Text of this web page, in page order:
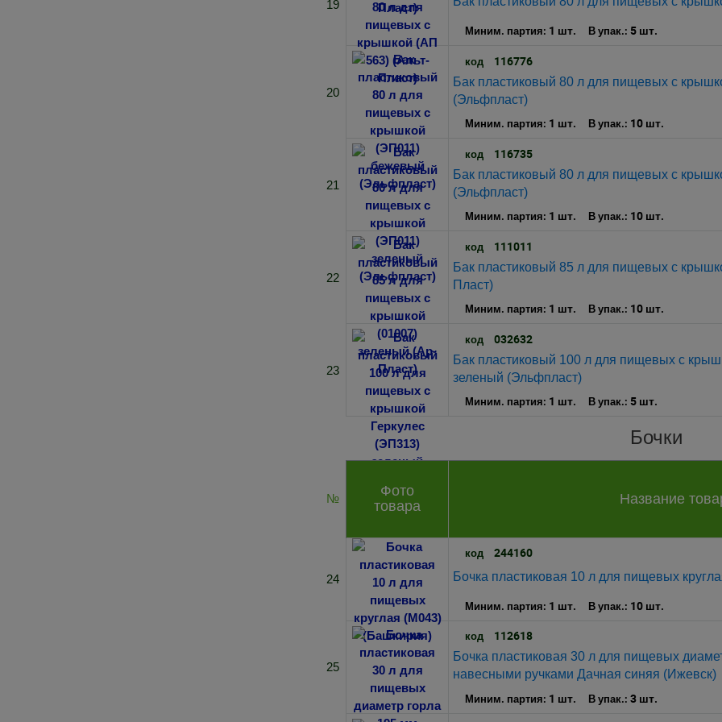
19
Миним. партия: 1 шт. В упак.: 5 шт.
20
код 116776
Бак пластиковый 80 л для пищевых с
(Эльфпласт)
Миним. партия: 1 шт. В упак.: 10 шт.
21
код 116735
Бак пластиковый 80 л для пищевых с
(Эльфпласт)
Миним. партия: 1 шт. В упак.: 10 шт.
22
код 111011
Бак пластиковый 85 л для пищевых с
Пласт)
Миним. партия: 1 шт. В упак.: 10 шт.
23
код 032632
Бак пластиковый 100 л для пищевых с
зеленый (Эльфпласт)
Миним. партия: 1 шт. В упак.: 5 шт.
Бочки
№
Фото
товара
Название
24
код 244160
Бочка пластиковая 10 л для пищевых
Миним. партия: 1 шт. В упак.: 10 шт.
25
код 112618
Бочка пластиковая 30 л для пищевых
навесными ручками Дачная синяя (Ижевск)
Миним. партия: 1 шт. В упак.: 3 шт.